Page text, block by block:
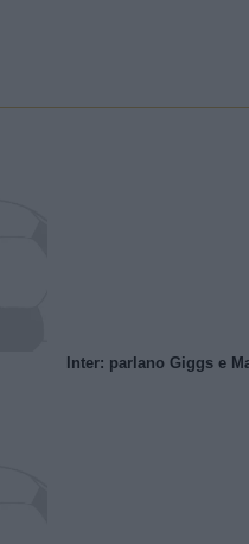
Inter: parlano Giggs e